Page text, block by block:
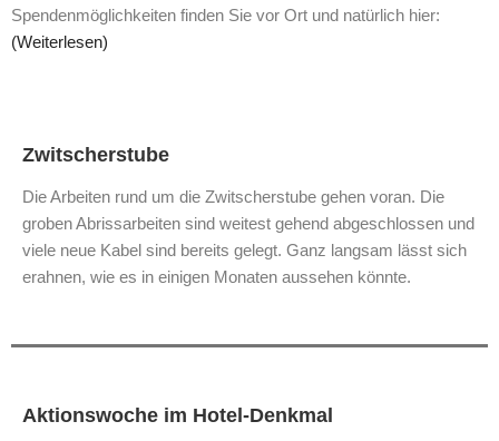
Spendenmöglichkeiten finden Sie vor Ort und natürlich hier:
(Weiterlesen)
Zwitscherstube
Die Arbeiten rund um die Zwitscherstube gehen voran. Die
groben Abrissarbeiten sind weitest gehend abgeschlossen und
viele neue Kabel sind bereits gelegt. Ganz langsam lässt sich
erahnen, wie es in einigen Monaten aussehen könnte.
Aktionswoche im Hotel-Denkmal